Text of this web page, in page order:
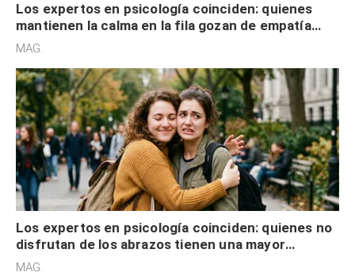
Los expertos en psicología coinciden: quienes
mantienen la calma en la fila gozan de empatía
cognitiva, gratitud y no solo tienen autocontrol
MAG.
Los expertos en psicología coinciden: quienes no
disfrutan de los abrazos tienen una mayor
sensibilidad a los estímulos físicos y no es por
MAG.